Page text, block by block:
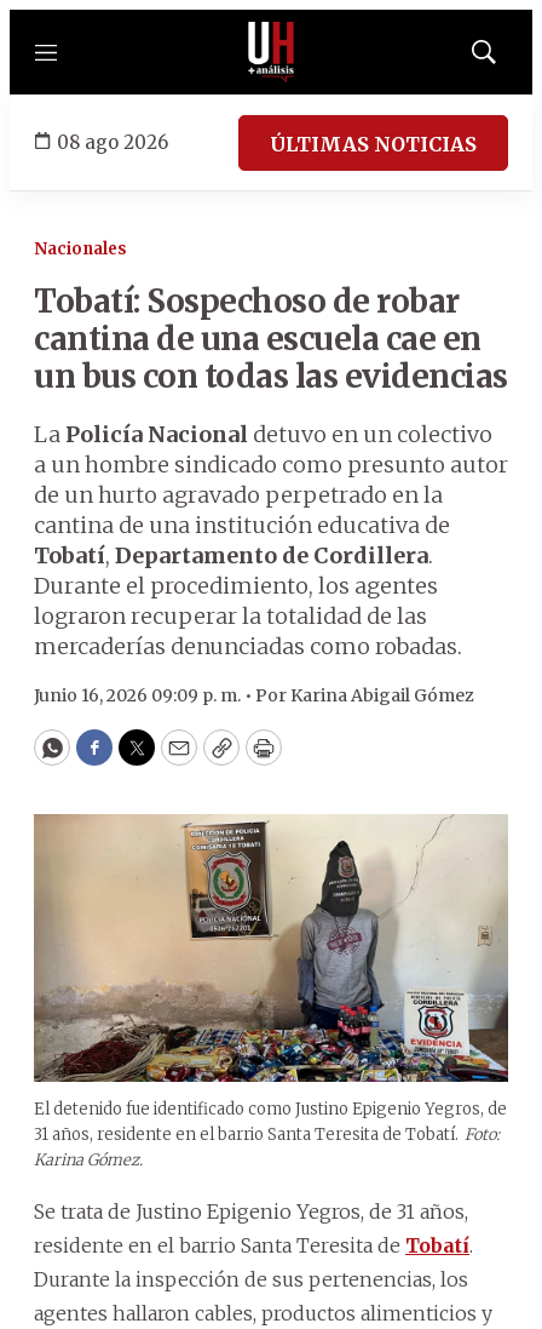
Menú
Mostrar
08 ago 2026 ÚLTIMAS NOTICIAS
Nacionales
Tobatí: Sospechoso de robar
cantina de una escuela cae en
un bus con todas las evidencias
La Policía Nacional detuvo en un colectivo
a un hombre sindicado como presunto autor
de un hurto agravado perpetrado en la
cantina de una institución educativa de
Tobatí, Departamento de Cordillera.
Durante el procedimiento, los agentes
lograron recuperar la totalidad de las
mercaderías denunciadas como robadas.
Junio 16, 2026 09:09 p. m. • Por Karina Abigail Gómez
WhatsApp
Facebook
Twitter
EmailCopyPrint
El detenido fue identificado como Justino Epigenio Yegros, de
31 años, residente en el barrio Santa Teresita de Tobatí. Foto:
Karina Gómez.
Se trata de Justino Epigenio Yegros, de 31 años,
residente en el barrio Santa Teresita de Tobatí.
Durante la inspección de sus pertenencias, los
agentes hallaron cables, productos alimenticios y